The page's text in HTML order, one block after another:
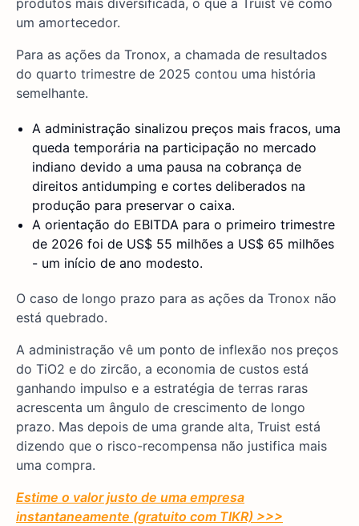
produtos mais diversificada, o que a Truist vê como
um amortecedor.
Para as ações da Tronox, a chamada de resultados
do quarto trimestre de 2025 contou uma história
semelhante.
A administração sinalizou preços mais fracos, uma
queda temporária na participação no mercado
indiano devido a uma pausa na cobrança de
direitos antidumping e cortes deliberados na
produção para preservar o caixa.
A orientação do EBITDA para o primeiro trimestre
de 2026 foi de US$ 55 milhões a US$ 65 milhões
- um início de ano modesto.
O caso de longo prazo para as ações da Tronox não
está quebrado.
A administração vê um ponto de inflexão nos preços
do TiO2 e do zircão, a economia de custos está
ganhando impulso e a estratégia de terras raras
acrescenta um ângulo de crescimento de longo
prazo. Mas depois de uma grande alta, Truist está
dizendo que o risco-recompensa não justifica mais
uma compra.
Estime o valor justo de uma empresa
instantaneamente (gratuito com TIKR) >>>